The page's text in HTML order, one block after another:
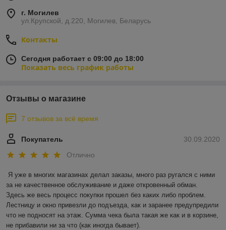
г. Могилев
ул.Крупской, д.220, Могилев, Беларусь
Контакты
Сегодня работает с 09:00 до 18:00
Показать весь график работы
Отзывы о магазине
7 отзывов за всё время
30.09.2020
Покупатель
Отлично
Я уже в многих магазинах делал заказы, много раз ругался с ними
за не качественное обслуживание и даже откровенный обман.
Здесь же весь процесс покупки прошел без каких либо проблем.
Лестницу и окно привезли до подъезда, как и заранее предупредили
что не подносят на этаж. Сумма чека была такая же как и в корзине,
не прибавили ни за что (как иногда бывает).